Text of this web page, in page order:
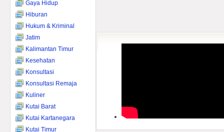
Gaya Hidup
Hiburan
Hukum & Kriminal
Jatim
Kalimantan Timur
Kesehatan
Konsultasi
Konsultasi Remaja
Kuliner
Kutai Barat
Kutai Kartanegara
Kutai Timur